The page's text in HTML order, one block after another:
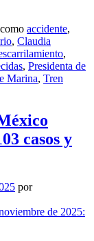
accidente,
, Claudia
,
, Presidenta de
Marina, Tren
casos y
por